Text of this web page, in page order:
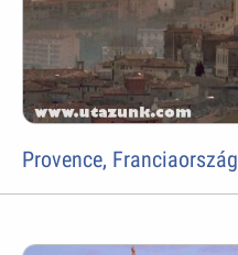
Provence, Franciaország